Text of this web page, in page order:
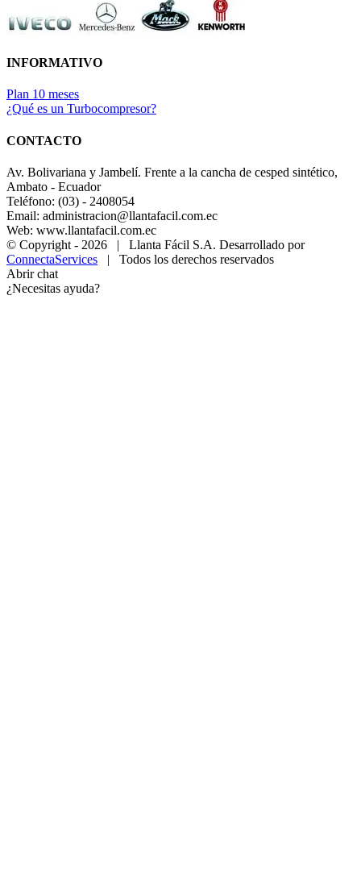
INFORMATIVO
Plan 10 meses
¿Qué es un Turbocompresor?
CONTACTO
Av. Bolivariana y Jambelí. Frente a la cancha de cesped sintético,
Ambato - Ecuador
Teléfono: (03) - 2408054
Email: administracion@llantafacil.com.ec
Web: www.llantafacil.com.ec
© Copyright - 2026 | Llanta Fácil S.A. Desarrollado por
ConnectaServices | Todos los derechos reservados
Abrir chat
¿Necesitas ayuda?